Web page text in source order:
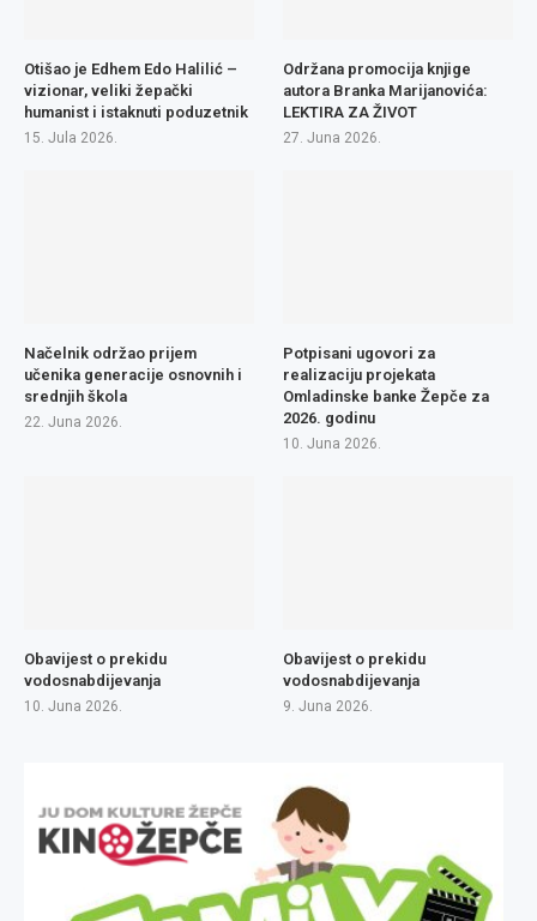
Otišao je Edhem Edo Halilić –
vizionar, veliki žepački
humanist i istaknuti poduzetnik
15. Jula 2026.
Održana promocija knjige
autora Branka Marijanovića:
LEKTIRA ZA ŽIVOT
27. Juna 2026.
Načelnik održao prijem
učenika generacije osnovnih i
srednjih škola
22. Juna 2026.
Potpisani ugovori za
realizaciju projekata
Omladinske banke Žepče za
2026. godinu
10. Juna 2026.
Obavijest o prekidu
vodosnabdijevanja
10. Juna 2026.
Obavijest o prekidu
vodosnabdijevanja
9. Juna 2026.